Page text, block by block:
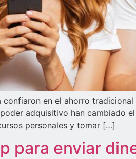
confiaron en el ahorro
adquisitivo han cambiado
personales y tomar […]
para enviar